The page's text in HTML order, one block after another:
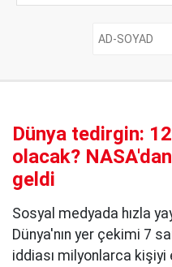
Dünya tedirgin:
olacak?
geldi
Sosyal medyada hızla
Dünya'nın yer çekimi 7
iddiası milyonlarca